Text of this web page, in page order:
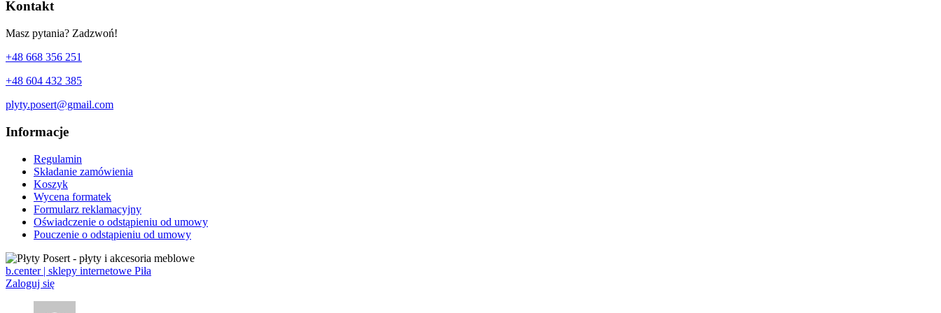
Kontakt
Masz pytania? Zadzwoń!
+48 668 356 251
+48 604 432 385
plyty.posert@gmail.com
Informacje
Regulamin
Składanie zamówienia
Koszyk
Wycena formatek
Formularz reklamacyjny
Oświadczenie o odstąpieniu od umowy
Pouczenie o odstąpieniu od umowy
b.center | sklepy internetowe Piła
Zaloguj się